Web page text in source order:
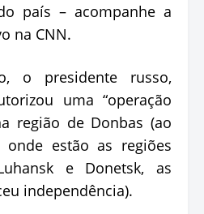
país – acompanhe a
na CNN.
o presidente russo,
uma “operação
região de Donbas (ao
onde estão as regiões
e Donetsk, as
independência).